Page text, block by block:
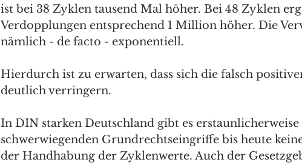
ist bei 38 Zyklen tausend Mal höher. Bei 48 Zyklen
Verdopplungen entsprechend 1 Million höher. Die
nämlich - de facto - exponentiell.
Hierdurch ist zu erwarten, dass sich die falsch
deutlich verringern.
In DIN starken Deutschland gibt es
schwerwiegenden Grundrechtseingriffe bis heute
der Handhabung der Zyklenwerte. Auch der